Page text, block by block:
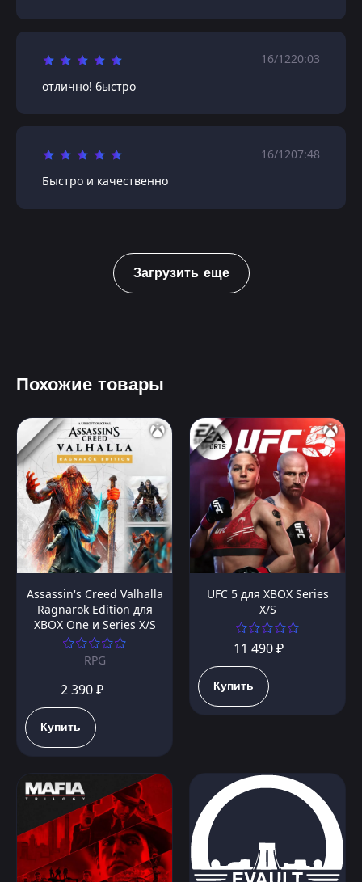
16/1220:03
отлично! быстро
16/1207:48
Быстро и качественно
Загрузить еще
Похожие товары
Assassin's Creed Valhalla
Ragnarok Edition для
XBOX One и Series X/S
RPG
2 390 ₽
Купить
UFC 5 для XBOX Series
X/S
11 490 ₽
Купить